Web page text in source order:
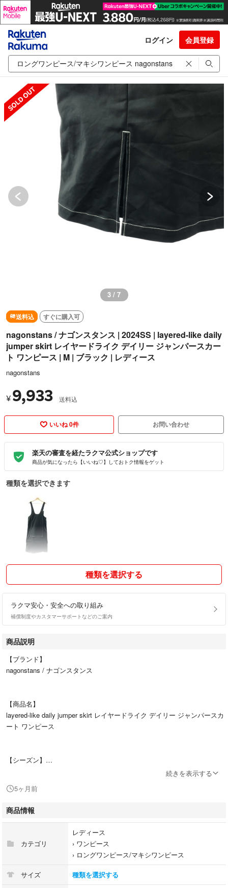
ログイン 会員登録
SOLD OUT
3 / 7
送料込 すぐに購入可
nagonstans / ナゴンスタンス | 2024SS | layered-like daily
jumper skirt レイヤードライク デイリー ジャンパースカー
ト ワンピース | M | ブラック | レディース
nagonstans
¥ 9,933 送料込
いいね 0件 お問い合わせ
楽天の審査を経たラクマ公式ショップです
商品が気になったら【いいね♡】しておトク情報をゲット
種類を選択できます
種類を選択する
ラクマ安心・安全への取り組み
補償制度やカスタマーサポートなどのご案内
商品説明
【ブランド】
nagonstans / ナゴンスタンス
【商品名】
layered-like daily jumper skirt レイヤードライク デイリー ジャンパースカ
ート ワンピース
【シーズン】
【品番】
470HS831-0150
【カラー】
続きを表示する
5ヶ月前
商品情報
カテゴリ
レディース
› ワンピース
› ロングワンピース/マキシワンピース
サイズ 種類を選択する